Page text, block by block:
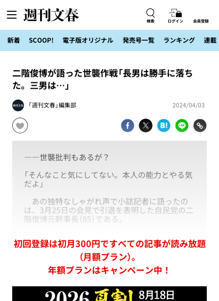
検索 ログイン 会員登録
新着 SCOOP! 電子版オリジナル 発売号一覧 ランキング 連載
二階俊博が語った世襲作戦「長男は勝手に落ち
た。三男は…」
「週刊文春」編集部 2024/04/03
――世襲批判もあるが？
「そんなこと気にしてない。本人の能力とやる気
だよ」
あの独特なしゃがれ声で小誌記者に語ったの
は、3月25日の会見で引退を表明した自民党の二
階俊博元幹事長（85）である。
初回登録は初月300円ですべての記事が読み放題
（月額プラン）。
年額プランはキャンペーン中！